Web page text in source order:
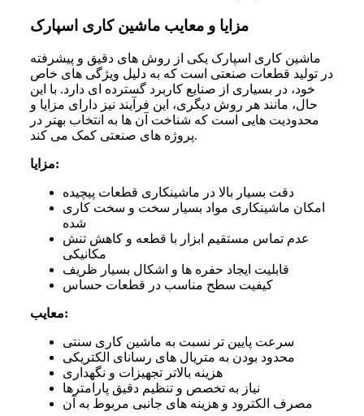
مزایا و معایب ماشین کاری اسپارک
ماشین کاری اسپارک یکی از روش های دقیق و پیشرفته
در تولید قطعات صنعتی است که به دلیل ویژگی های خاص
خود، در بسیاری از صنایع کاربرد گسترده ای دارد. با این
حال، مانند هر روش دیگری، این فرآیند نیز دارای مزایا و
محدودیت هایی است که شناخت آن ها به انتخاب بهتر در
پروژه های صنعتی کمک می کند.
مزایا:
دقت بسیار بالا در ماشینکاری قطعات پیچیده
امکان ماشینکاری مواد بسیار سخت و سخت کاری
شده
عدم تماس مستقیم ابزار با قطعه و کاهش تنش
مکانیکی
قابلیت ایجاد حفره ها و اشکال بسیار ظریف
کیفیت سطح مناسب در قطعات حساس
معایب:
سرعت پایین تر نسبت به ماشین کاری سنتی
محدود بودن به متریال های رسانای الکتریکی
هزینه بالاتر تجهیزات و نگهداری
نیاز به تخصص و تنظیم دقیق پارامترها
مصرف الکترود و هزینه های جانبی مربوط به آن